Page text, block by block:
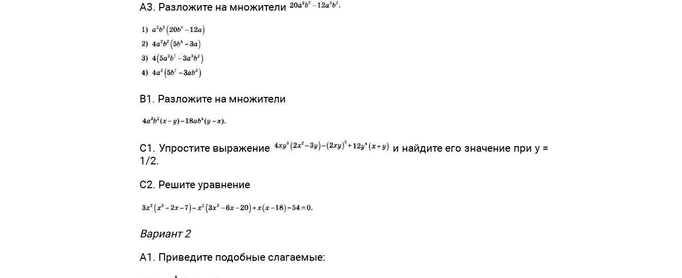
А3. Разложите на множители
В1. Разложите на множители
С1. Упростите выражение
и найдите его значение при у =
1/2.
С2. Решите уравнение
Вариант 2
А1. Приведите подобные слагаемые: